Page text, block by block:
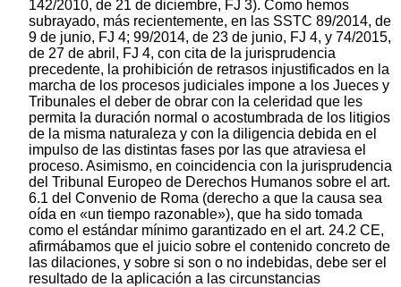
142/2010, de 21 de diciembre, FJ 3). Como hemos
subrayado, más recientemente, en las SSTC 89/2014, de
9 de junio, FJ 4; 99/2014, de 23 de junio, FJ 4, y 74/2015,
de 27 de abril, FJ 4, con cita de la jurisprudencia
precedente, la prohibición de retrasos injustificados en la
marcha de los procesos judiciales impone a los Jueces y
Tribunales el deber de obrar con la celeridad que les
permita la duración normal o acostumbrada de los litigios
de la misma naturaleza y con la diligencia debida en el
impulso de las distintas fases por las que atraviesa el
proceso. Asimismo, en coincidencia con la jurisprudencia
del Tribunal Europeo de Derechos Humanos sobre el art.
6.1 del Convenio de Roma (derecho a que la causa sea
oída en «un tiempo razonable»), que ha sido tomada
como el estándar mínimo garantizado en el art. 24.2 CE,
afirmábamos que el juicio sobre el contenido concreto de
las dilaciones, y sobre si son o no indebidas, debe ser el
resultado de la aplicación a las circunstancias